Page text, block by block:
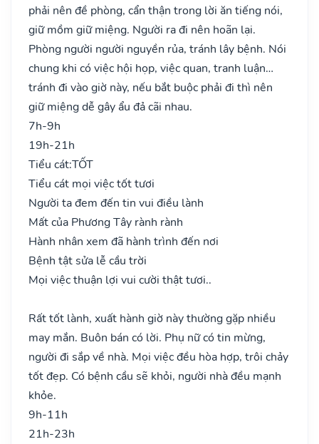
phải nên đề phòng, cẩn thận trong lời ăn tiếng nói,
giữ mồm giữ miệng. Người ra đi nên hoãn lại.
Phòng người người nguyền rủa, tránh lây bệnh. Nói
chung khi có việc hội họp, việc quan, tranh luận…
tránh đi vào giờ này, nếu bắt buộc phải đi thì nên
giữ miệng dễ gây ẩu đả cãi nhau.
7h-9h
19h-21h
Tiểu cát:TỐT
Tiểu cát mọi việc tốt tươi
Người ta đem đến tin vui điều lành
Mất của Phương Tây rành rành
Hành nhân xem đã hành trình đến nơi
Bệnh tật sửa lễ cầu trời
Mọi việc thuận lợi vui cười thật tươi..
Rất tốt lành, xuất hành giờ này thường gặp nhiều
may mắn. Buôn bán có lời. Phụ nữ có tin mừng,
người đi sắp về nhà. Mọi việc đều hòa hợp, trôi chảy
tốt đẹp. Có bệnh cầu sẽ khỏi, người nhà đều mạnh
khỏe.
9h-11h
21h-23h